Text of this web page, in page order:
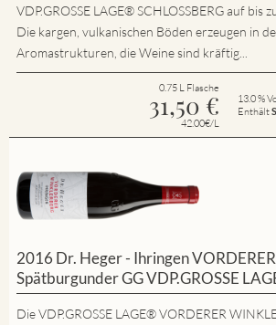
VDP.GROSSE LAGE® SCHLOSSBERG auf bis
Die kargen, vulkanischen Böden erzeugen in
Aromastrukturen, die Weine sind kräftig...
0.75 L Flasche
31,50 €
42.00€/L
13.0 %
Enthält
2016 Dr. Heger - Ihringen
Spätburgunder GG VDP.GROSSE
Die VDP.GROSSE LAGE® VORDERER